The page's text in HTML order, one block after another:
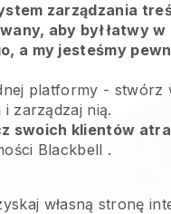
zarządzania
aby był łatwy
a my jesteśmy
platformy - stwórz
i zarządzaj nią.
swoich klientów
Blackbell .
własną stronę